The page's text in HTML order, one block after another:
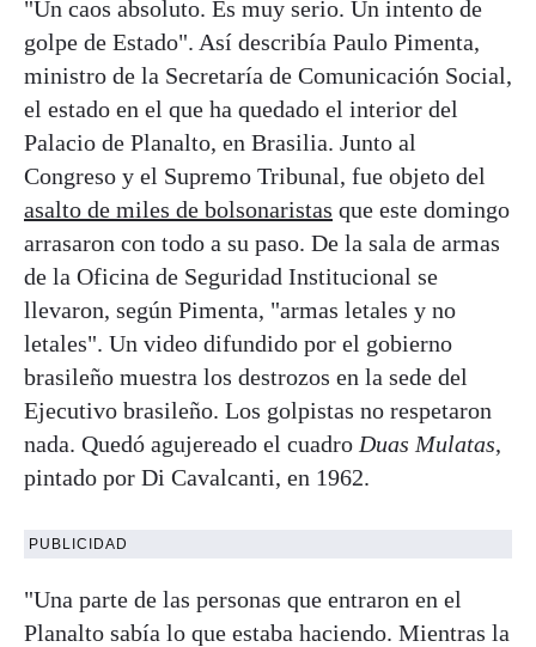
"Un caos absoluto. Es muy serio. Un intento de
golpe de Estado". Así describía Paulo Pimenta,
ministro de la Secretaría de Comunicación Social,
el estado en el que ha quedado el interior del
Palacio de Planalto, en Brasilia. Junto al
Congreso y el Supremo Tribunal, fue objeto del
asalto de miles de bolsonaristas que este domingo
arrasaron con todo a su paso. De la sala de armas
de la Oficina de Seguridad Institucional se
llevaron, según Pimenta, "armas letales y no
letales". Un video difundido por el gobierno
brasileño muestra los destrozos en la sede del
Ejecutivo brasileño. Los golpistas no respetaron
nada. Quedó agujereado el cuadro Duas Mulatas,
pintado por Di Cavalcanti, en 1962.
PUBLICIDAD
"Una parte de las personas que entraron en el
Planalto sabía lo que estaba haciendo. Mientras la